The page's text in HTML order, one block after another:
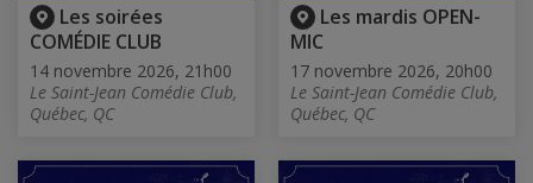
Les soirées
COMÉDIE CLUB
14 novembre 2026, 21h00
Le Saint-Jean Comédie Club,
Québec, QC
Les mardis OPEN-
MIC
17 novembre 2026, 20h00
Le Saint-Jean Comédie Club,
Québec, QC